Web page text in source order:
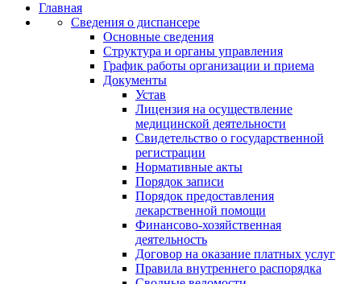
Главная
Сведения о диспансере
Основные сведения
Структура и органы управления
График работы организации и приема
Документы
Устав
Лицензия на осуществление
медицинской деятельности
Свидетельство о государственной
регистрации
Нормативные акты
Порядок записи
Порядок предоставления
лекарственной помощи
Финансово-хозяйственная
деятельность
Договор на оказание платных услуг
Правила внутреннего распорядка